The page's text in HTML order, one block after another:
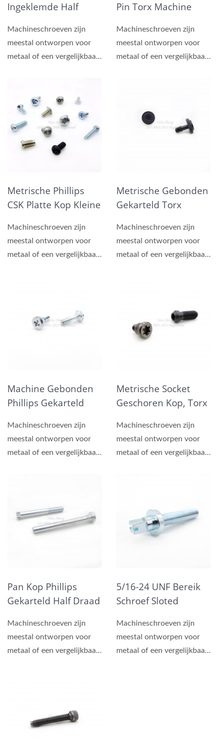
Ingeklemde Half
Bevestigingsmiddele
N
Machineschroeven zijn
meestal ontworpen voor
metaal of een vergelijkbaar
Pin Torx Machine
Machineschroeven zijn
meestal ontworpen voor
metaal of een vergelijkbaar
Metrische Phillips
CSK Platte Kop Kleine
Machineschroeven zijn
meestal ontworpen voor
metaal of een vergelijkbaar
Metrische Gebonden
Gekarteld Torx
Zinkplating
Machineschroeven zijn
meestal ontworpen voor
metaal of een vergelijkbaar
Machine Gebonden
Phillips Gekarteld
Zinkplating
Machineschroeven zijn
meestal ontworpen voor
metaal of een vergelijkbaar
Metrische Socket
Geschoren Kop, Torx
Zwart Nikkel Plating
Machineschroeven zijn
meestal ontworpen voor
metaal of een vergelijkbaar
Pan Kop Phillips
Gekarteld Half Draad
Zinkplating
Machineschroeven zijn
meestal ontworpen voor
metaal of een vergelijkbaar
5/16-24 UNF Bereik
Schroef Sloted
Machineschroeven zijn
meestal ontworpen voor
metaal of een vergelijkbaar